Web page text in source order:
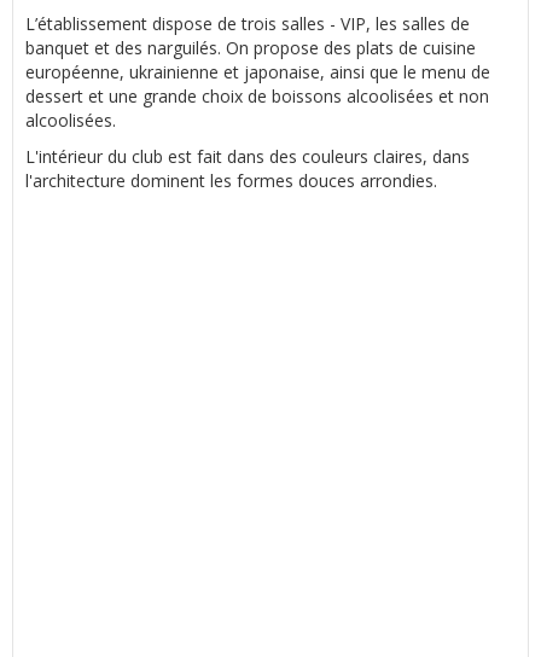
L’établissement dispose de trois salles - VIP, les salles de
banquet et des narguilés. On propose des plats de cuisine
européenne, ukrainienne et japonaise, ainsi que le menu de
dessert et une grande choix de boissons alcoolisées et non
alcoolisées.
L'intérieur du club est fait dans des couleurs claires, dans
l'architecture dominent les formes douces arrondies.